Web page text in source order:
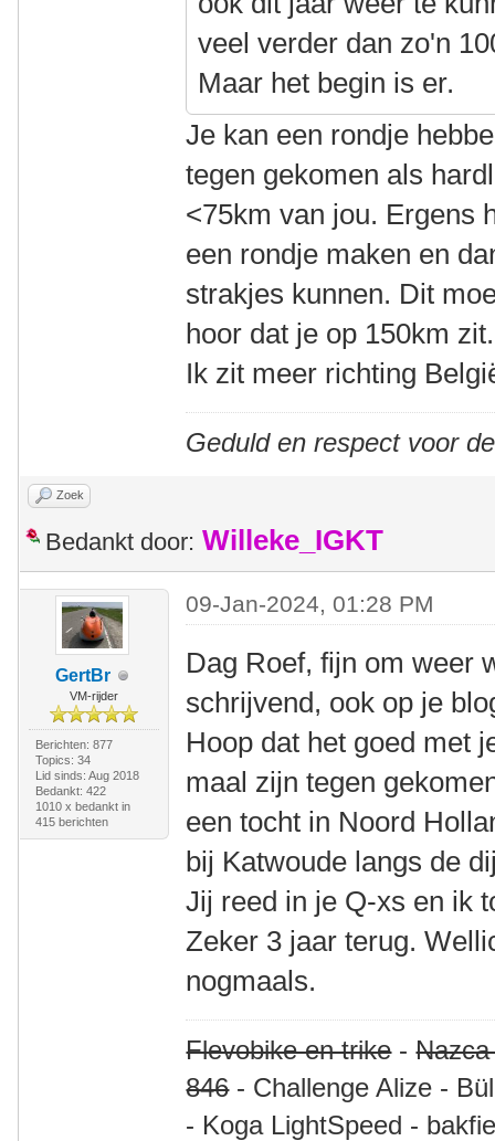
veel verder dan zo'n
Maar het begin is er.
Je kan een rondje
tegen gekomen als
<75km van jou. Ergens
een rondje maken en
strakjes kunnen. Dit
hoor dat je op 150km
Ik zit meer richting
Geduld en respect voor
Zoek
Bedankt door: Willeke_IGKT
GertBr
VM-rijder
Berichten: 877
Topics: 34
Lid sinds: Aug 2018
Bedankt: 422
1010 x bedankt in
415 berichten
09-Jan-2024, 01:28 PM
Dag Roef, fijn om weer
schrijvend, ook op je
Hoop dat het goed met
maal zijn tegen
een tocht in Noord
bij Katwoude langs de
Jij reed in je Q-xs en ik
Zeker 3 jaar terug.
nogmaals.
Flevobike en trike-
846- Challenge Alize -
- Koga LightSpeed -